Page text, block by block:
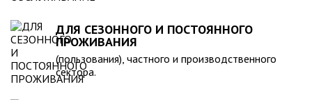
ДЛЯ СЕЗОННОГО И ПОСТОЯННОГО
ПРОЖИВАНИЯ
(пользования), частного и производственного
сектора.